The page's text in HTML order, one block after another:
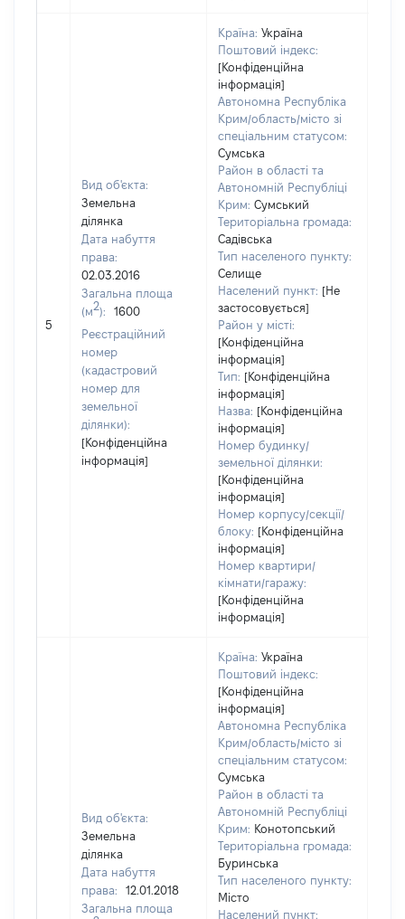
5
Вид об'єкта:
Земельна
ділянка
Дата набуття
права:
02.03.2016
Загальна площа
(м2):
1600
Реєстраційний
номер
(кадастровий
номер для
земельної
ділянки):
[Конфіденційна
інформація]
Країна: Україна
Поштовий індекс:
[Конфіденційна
інформація]
Автономна Республіка
Крим/область/місто зі
спеціальним статусом:
Сумська
Район в області та
Автономній Республіці
Крим: Сумський
Територіальна громада:
Садівська
Тип населеного пункту:
Селище
Населений пункт: [Не
застосовується]
Район у місті:
[Конфіденційна
інформація]
Тип: [Конфіденційна
інформація]
Назва: [Конфіденційна
інформація]
Номер будинку/
земельної ділянки:
[Конфіденційна
інформація]
Номер корпусу/секції/
блоку: [Конфіденційна
інформація]
Номер квартири/
кімнати/гаражу:
[Конфіденційна
інформація]
Вид об'єкта:
Земельна
ділянка
Дата набуття
права:
12.01.2018
Загальна площа
Країна: Україна
Поштовий індекс:
[Конфіденційна
інформація]
Автономна Республіка
Крим/область/місто зі
спеціальним статусом:
Сумська
Район в області та
Автономній Республіці
Крим: Конотопський
Територіальна громада:
Буринська
Тип населеного пункту:
Місто
Населений пункт: